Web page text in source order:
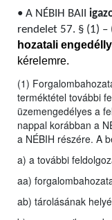
• A NÉBIH BAII
rendelet 57. § (1) –
hozatali
kérelemre.
(1)
terméktétel további
üzemengedélyes a
nappal korábban a
a NÉBIH részére. A
a) a további
aa)
ab) tárolásának